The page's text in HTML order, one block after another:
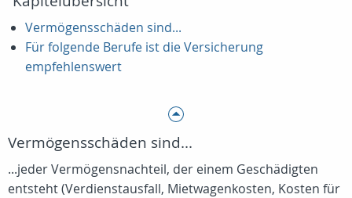
Vermögensschäden sind...
Für folgende Berufe ist die Versicherung
empfehlenswert
Vermögensschäden sind...
...jeder Vermögensnachteil, der einem Geschädigten
entsteht (Verdienstausfall, Mietwagenkosten, Kosten für